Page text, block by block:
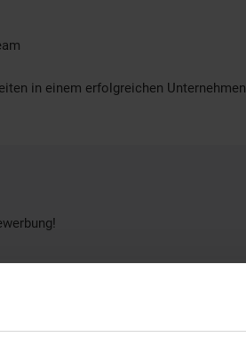
in einem erfolgreichen Unternehmen